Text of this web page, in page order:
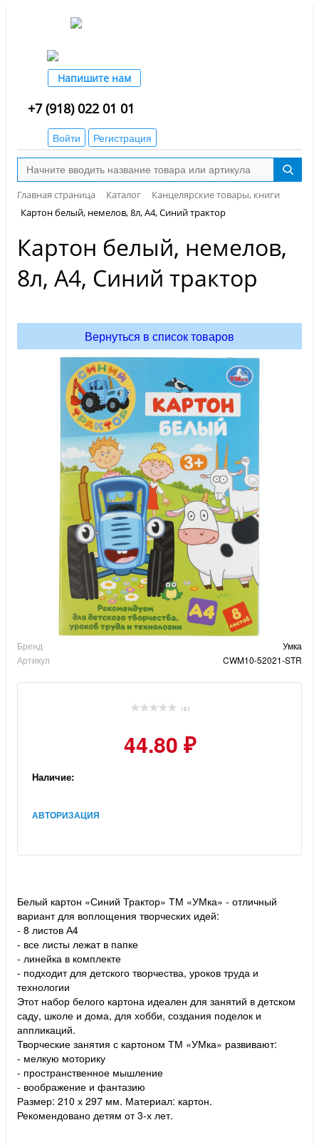
Напишите нам
+7 (918) 022 01 01
Войти Регистрация
Главная страница Каталог
Канцелярские товары, книги
Картон белый, немелов, 8л, А4, Синий трактор
Картон белый, немелов,
8л, А4, Синий трактор
Вернуться в список товаров
Бренд
Умка
Артикул
CWM10-52021-STR
( 0 )
44.80 ₽
Наличие:
АВТОРИЗАЦИЯ
Белый картон «Синий Трактор» ТМ «УМка» - отличный
вариант для воплощения творческих идей:
- 8 листов А4
- все листы лежат в папке
- линейка в комплекте
- подходит для детского творчества, уроков труда и
технологии
Этот набор белого картона идеален для занятий в детском
саду, школе и дома, для хобби, создания поделок и
аппликаций.
Творческие занятия с картоном ТМ «УМка» развивают:
- мелкую моторику
- пространственное мышление
- воображение и фантазию
Размер: 210 х 297 мм. Материал: картон.
Рекомендовано детям от 3-х лет.